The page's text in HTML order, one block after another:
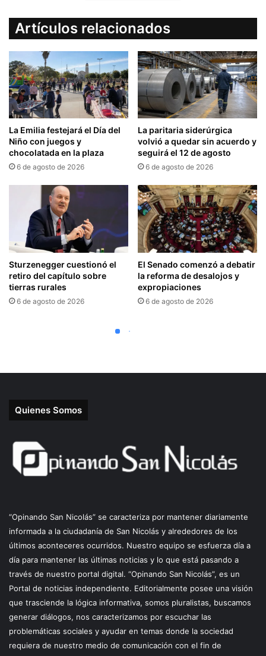
Quienes Somos
“Opinando San Nicolás” se caracteriza por mantener diariamente
informada a la ciudadanía de San Nicolás y alrededores de los
últimos aconteceres ocurridos. Nuestro equipo se esfuerza día a
día para mantener las últimas noticias y lo que está pasando a
través de nuestro portal digital. “Opinando San Nicolás”, es un
Portal de noticias independiente. Editorialmente posee una visión
que trasciende la lógica informativa, somos pluralistas, buscamos
generar diálogos, nos caracterizamos por escuchar las
problemáticas sociales y ayudar en temas donde la sociedad
requiera de nuestro medio de comunicación con el fin de